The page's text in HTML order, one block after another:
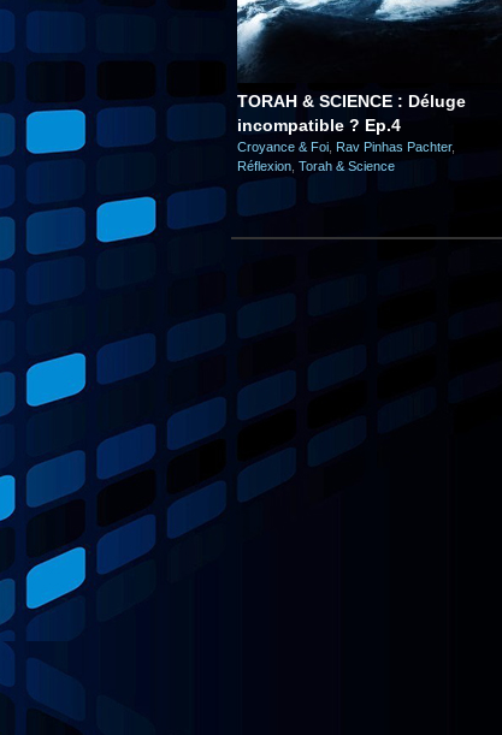
TORAH & SCIENCE : Déluge
incompatible ? Ep.4
Croyance & Foi Rav Pinhas Pachter,
Réflexion Torah & Science